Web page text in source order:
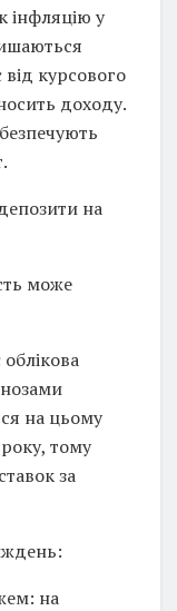
інфляцію у
курсового
доходу.
на
може
на цьому
тому
за
на